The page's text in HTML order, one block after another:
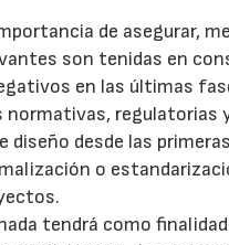
de asegurar,
son tenidas en
en las últimas
regulatorias
diseño desde las
o
tendrá como